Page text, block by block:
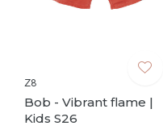
Z8
Bob - Vibrant flame |
Kids S26